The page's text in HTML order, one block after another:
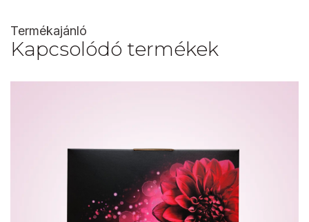
Termékajánló
Kapcsolódó termékek